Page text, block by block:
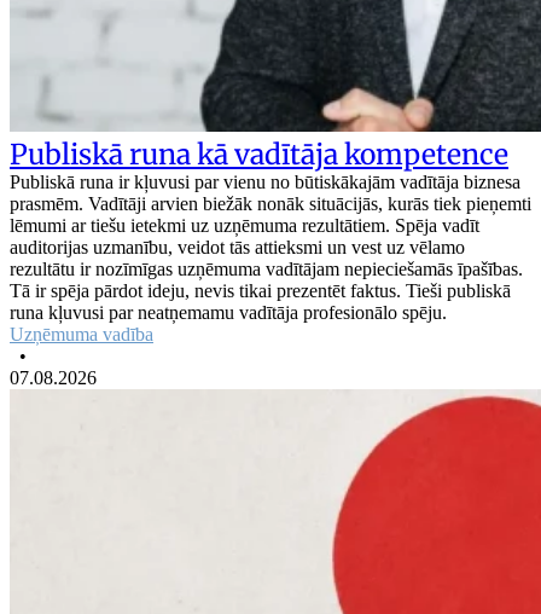
Publiskā runa kā vadītāja kompetence
Publiskā runa ir kļuvusi par vienu no būtiskākajām vadītāja biznesa
prasmēm. Vadītāji arvien biežāk nonāk situācijās, kurās tiek pieņemti
lēmumi ar tiešu ietekmi uz uzņēmuma rezultātiem. Spēja vadīt
auditorijas uzmanību, veidot tās attieksmi un vest uz vēlamo
rezultātu ir nozīmīgas uzņēmuma vadītājam nepieciešamās īpašības.
Tā ir spēja pārdot ideju, nevis tikai prezentēt faktus. Tieši publiskā
runa kļuvusi par neatņemamu vadītāja profesionālo spēju.
Uzņēmuma vadība
•
07.08.2026